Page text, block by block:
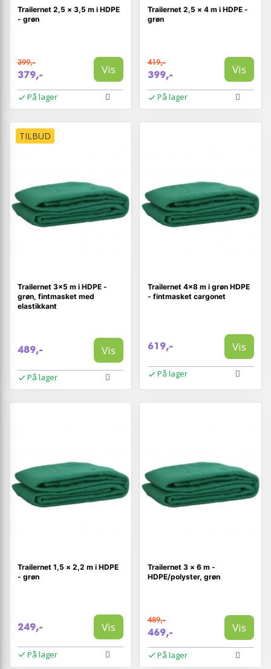
Trailernet 2,5 × 3,5 m i HDPE
- grøn
399,-
379,- Vis
På lager
Trailernet 2,5 × 4 m i HDPE -
grøn
419,-
399,- Vis
På lager
TILBUD
Trailernet 3×5 m i HDPE -
grøn, fintmasket med
elastikkant
489,- Vis
På lager
Trailernet 4×8 m i grøn HDPE
- fintmasket cargonet
619,- Vis
På lager
Trailernet 1,5 × 2,2 m i HDPE
- grøn
249,- Vis
På lager
Trailernet 3 × 6 m -
HDPE/polyster, grøn
489,-
469,- Vis
På lager